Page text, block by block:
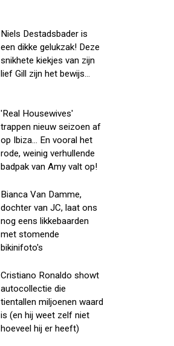
Niels Destadsbader is
een dikke gelukzak! Deze
snikhete kiekjes van zijn
lief Gill zijn het bewijs...
'Real Housewives'
trappen nieuw seizoen af
op Ibiza... En vooral het
rode, weinig verhullende
badpak van Amy valt op!
Bianca Van Damme,
dochter van JC, laat ons
nog eens likkebaarden
met stomende
bikinifoto's
Cristiano Ronaldo showt
autocollectie die
tientallen miljoenen waard
is (en hij weet zelf niet
hoeveel hij er heeft)